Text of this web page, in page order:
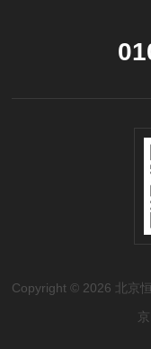
Copyright © 2026 北京